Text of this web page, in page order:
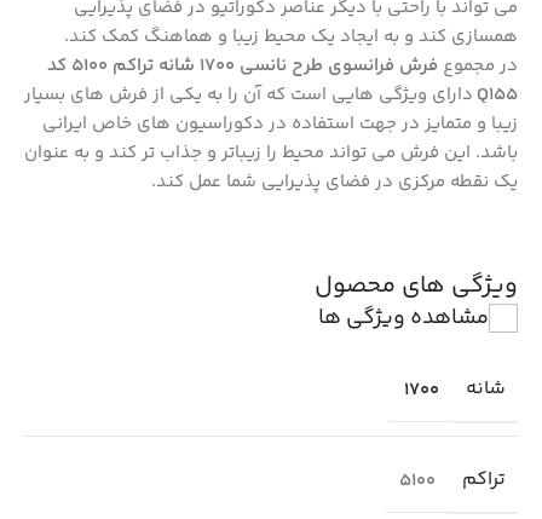
می‌ تواند با راحتی با دیگر عناصر دکوراتیو در فضای پذیرایی
همسازی کند و به ایجاد یک محیط زیبا و هماهنگ کمک کند.
در مجموع
فرش فرانسوی طرح نانسی 1700 شانه تراکم 5100 کد
Q155دارای ویژگی‌ هایی است که آن را به یکی از فرش‌ های بسیار
زیبا و متمایز در جهت استفاده در دکوراسیون های خاص ایرانی
باشد. این فرش می‌ تواند محیط را زیباتر و جذاب‌ تر کند و به عنوان
یک نقطه مرکزی در فضای پذیرایی شما عمل کند.
ویژگی های محصول
مشاهده ویژگی ها
شانه 1700
تراکم 5100